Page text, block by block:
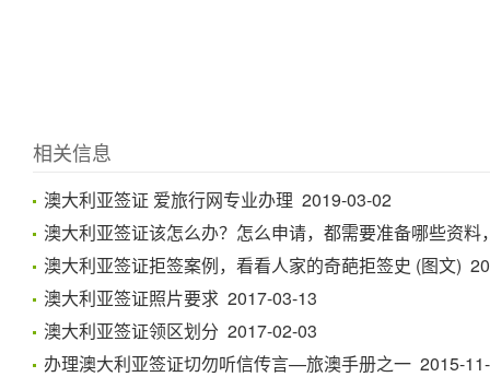
相关信息
澳大利亚签证 爱旅行网专业办理 2019-03-02
澳大利亚签证该怎么办？怎么申请，都需要准备哪些资
澳大利亚签证拒签案例，看看人家的奇葩拒签史 (图文)
澳大利亚签证照片要求 2017-03-13
澳大利亚签证领区划分 2017-02-03
办理澳大利亚签证切勿听信传言—旅澳手册之一 2015-